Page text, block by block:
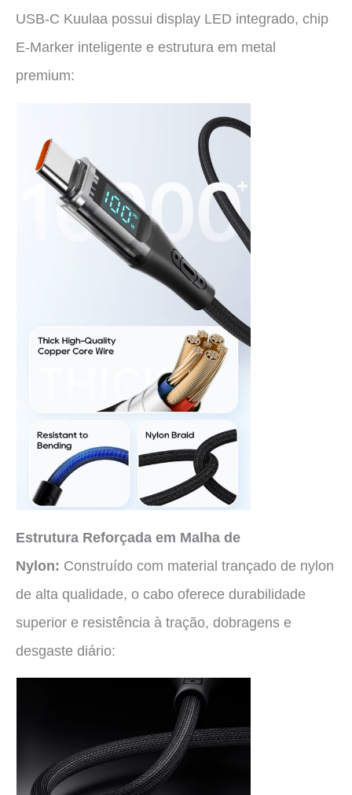
USB-C Kuulaa possui display LED integrado, chip
E-Marker inteligente e estrutura em metal
premium:
Estrutura Reforçada em Malha de
Nylon: Construído com material trançado de nylon
de alta qualidade, o cabo oferece durabilidade
superior e resistência à tração, dobragens e
desgaste diário: